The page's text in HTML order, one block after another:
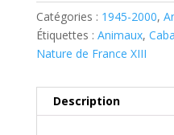
Catégories : 1945-2000,
Étiquettes : Animaux,
Nature de France XIII
Description